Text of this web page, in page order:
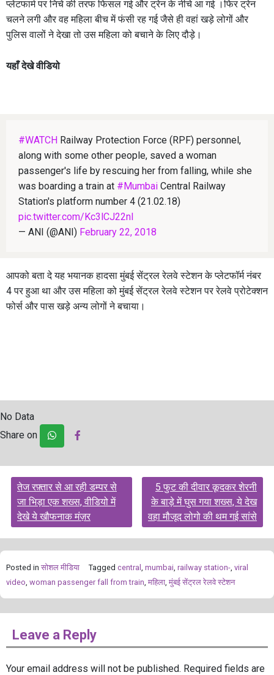
प्लेटफार्म पर निचे की तरफ फिसल गई और ट्रेन के नीचे आ गई ।फिर ट्रेन
चलने लगी और वह महिला बीच में फंसी रह गई जैसे ही वहां खड़े लोगों और
पुलिस वालों ने देखा तो उस महिला को बचाने के लिए दौड़े।
यहाँ देखे वीडियो
#WATCH Railway Protection Force (RPF) personnel,
along with some other people, saved a woman
passenger's life by rescuing her from falling, while she
was boarding a train at #Mumbai Central Railway
Station's platform number 4 (21.02.18)
pic.twitter.com/Kc3lCJ22nI
— ANI (@ANI) February 22, 2018
आपको बता दे यह भयानक हादसा मुंबई सेंट्रल रेलवे स्टेशन के प्लेटफॉर्म नंबर
4 पर हुआ था और उस महिला को मुंबई सेंट्रल रेलवे स्टेशन पर रेलवे प्रोटेक्शन
फोर्स और पास खड़े अन्य लोगों ने बचाया।
No Data
Share on
Post
navigation
तेज रफ़्तार से आ रही डम्पर से
जा भिड़ा एक शख्स, वीडियो में
देखे ये खौफनाक मंज़र
5 फुट की दीवार कूदकर शेरनी
के बाड़े में घुस गया शख्स, ये देख
वहा मौजूद लोगो की थम गई सांसे
Posted in सोशल मीडिया Tagged central mumbai railway station- viral
video woman passenger fall from train महिला मुंबई सेंट्रल रेलवे स्टेशन
Leave a Reply
Your email address will not be published. Required fields are